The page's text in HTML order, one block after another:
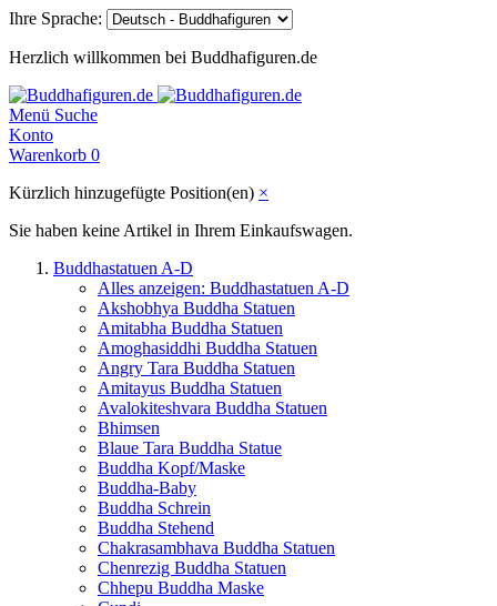
Ihre Sprache:
Herzlich willkommen bei Buddhafiguren.de
Menü Suche
Konto
Warenkorb 0
Kürzlich hinzugefügte Position(en) ×
Sie haben keine Artikel in Ihrem Einkaufswagen.
Buddhastatuen A-D
Alles anzeigen: Buddhastatuen A-D
Akshobhya Buddha Statuen
Amitabha Buddha Statuen
Amoghasiddhi Buddha Statuen
Angry Tara Buddha Statuen
Amitayus Buddha Statuen
Avalokiteshvara Buddha Statuen
Bhimsen
Blaue Tara Buddha Statue
Buddha Kopf/Maske
Buddha-Baby
Buddha Schrein
Buddha Stehend
Chakrasambhava Buddha Statuen
Chenrezig Buddha Statuen
Chhepu Buddha Maske